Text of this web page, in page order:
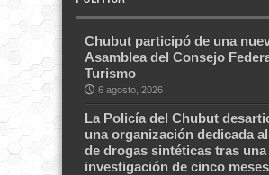
Chubut participó de una
Asamblea del Consejo
Turismo
6 agosto, 2026
La Policía del Chubut
una organización dedicada
de drogas sintéticas tras una
investigación de cinco meses